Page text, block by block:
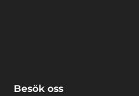
Besök oss